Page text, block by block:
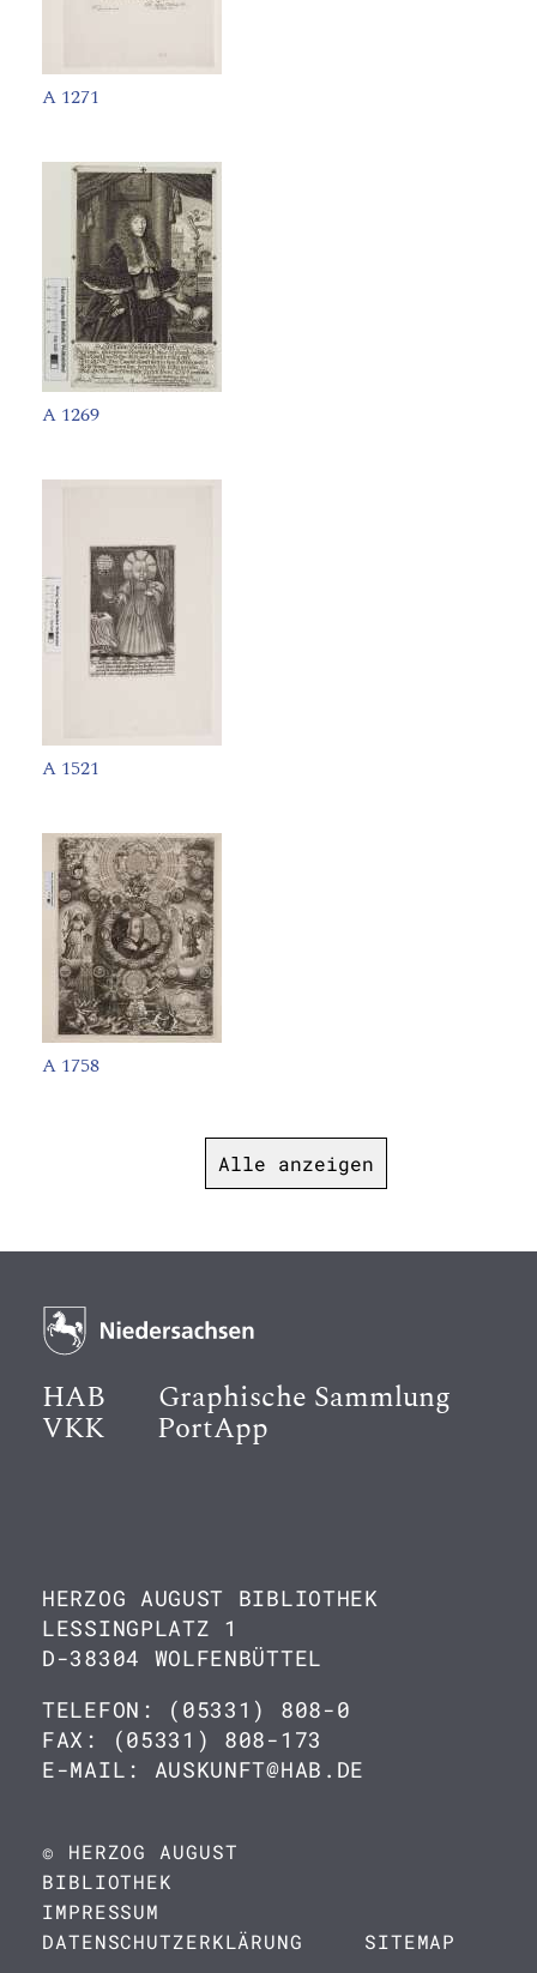
A 1271
A 1269
A 1521
A 1758
Alle anzeigen
HAB Graphische Sammlung
VKK PortApp
HERZOG AUGUST BIBLIOTHEK
LESSINGPLATZ 1
D-38304 WOLFENBÜTTEL
TELEFON: (05331) 808-0
FAX: (05331) 808-173
E-MAIL: AUSKUNFT@HAB.DE
© HERZOG AUGUST
BIBLIOTHEK
IMPRESSUM
DATENSCHUTZERKLÄRUNG
SITEMAP